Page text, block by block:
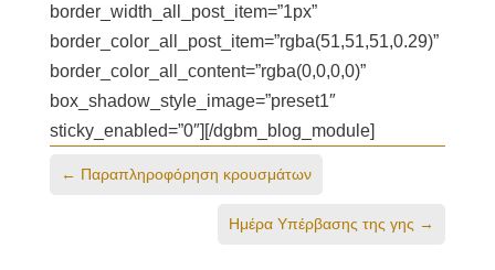
border_width_all_post_item=”1px”
border_color_all_post_item=”rgba(51,51,51,0.29)”
border_color_all_content=”rgba(0,0,0,0)”
box_shadow_style_image=”preset1″
sticky_enabled=”0″][/dgbm_blog_module]
← Παραπληροφόρηση κρουσμάτων
Ημέρα Υπέρβασης της γης →